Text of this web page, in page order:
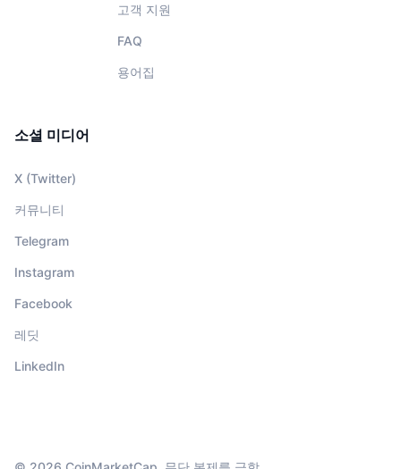
고객 지원
FAQ
용어집
소셜 미디어
X (Twitter)
커뮤니티
Telegram
Instagram
Facebook
레딧
LinkedIn